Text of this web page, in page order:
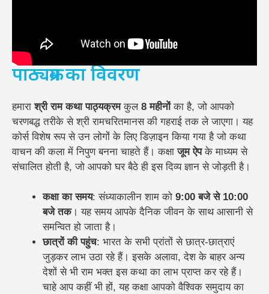
पाठ्यक्रम का विवरण
हमाराश्री राम कथा पाठ्यक्रमकुल 8 महीनोंका है, जो आपको
चरणबद्ध तरीके से श्री रामचरितमानस की गहराई तक ले जाएगा। यह
कोर्स विशेष रूप से उन लोगों के लिए डिज़ाइन किया गया है जो कथा
वाचन की कला में निपुण बनना चाहते हैं। कक्षाजूम ऐपके माध्यम से
संचालित होती है, जो आपको घर बैठे ही इस दिव्य ज्ञान से जोड़ती है।
कक्षा का समय: संध्याकालीन शाम को 9:00 बजे से 10:00
बजे तक। यह समय आपके दैनिक जीवन के साथ आसानी से
समन्वित हो जाता है।
छात्रों की पहुंच: भारत के सभी प्रांतों से छात्र-छात्राएं
जुड़कर लाभ उठा रहे हैं। इसके अलावा, देश के बाहर अन्य
देशों से भी राम भक्त इस कथा का लाभ प्राप्त कर रहे हैं।
चाहे आप कहीं भी हों, यह कक्षा आपको वैश्विक समुदाय का